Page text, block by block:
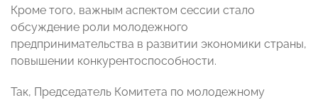
Кроме того, важным аспектом сессии стало
обсуждение роли молодежного
предпринимательства в развитии экономики страны,
повышении конкурентоспособности.
Так, Председатель Комитета по молодежному